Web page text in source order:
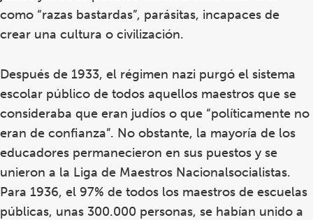
como “razas bastardas”, parásitas, incapaces de
crear una cultura o civilización.
Después de 1933, el régimen nazi purgó el sistema
escolar público de todos aquellos maestros que se
consideraba que eran judíos o que “políticamente no
eran de confianza”. No obstante, la mayoría de los
educadores permanecieron en sus puestos y se
unieron a la Liga de Maestros Nacionalsocialistas.
Para 1936, el 97% de todos los maestros de escuelas
públicas, unas 300.000 personas, se habían unido a